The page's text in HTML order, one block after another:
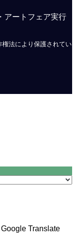
アートフェア実行
法により保護されてい
Translate